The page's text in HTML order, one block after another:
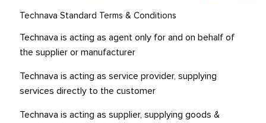
Technava Standard Terms & Conditions
Technava is acting as agent only for and on behalf of
the supplier or manufacturer
Technava is acting as service provider, supplying
services directly to the customer
Technava is acting as supplier, supplying goods &